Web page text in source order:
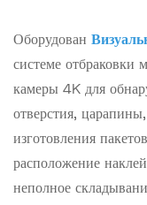
Оборудован
системе
камеры 4K для
отверстия,
изготовления
расположение
неполное